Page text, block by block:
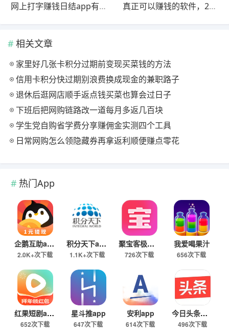
网上打字赚钱日结app有吗？做这个天天能赚几十元 真正可以赚钱的软件，2022年最赚钱的app推荐
相关文章
家里好几张卡积分过期前变现买菜钱的方法
信用卡积分快过期别浪费换成现金的兼职路子
退休后逛网店顺手返点钱买菜也算会过日子
下班后把网购链路改一道每月多返几百块
学生党自购省学费分享赚佣金实测四个工具
日常网购怎么领隐藏券再拿返利顺便赚点零花
热门App
企鹅互助app
2.0K+次下载
积分天下app
1.1K+次下载
聚宝客极速版
726次下载
我爱喝果汁
656次下载
红果短剧app
652次下载
星斗推app
647次下载
安利app
614次下载
今日头条极速版下载
496次下载